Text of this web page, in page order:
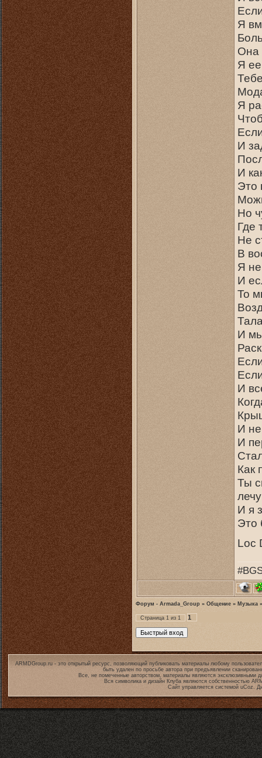
Я
Она
Я
Я
И
И
Это
Но
Где
Не
В
Я
И
То
И
И
И
И
Как
Ты
лечу
И я
Это
Loc
Форум - Armada_Group » Общение » Музыка »
Страница 1 из 1 1
ARMDGroup.ru - это открытый ресурс, позволяющий публиковать материалы любому
быть удален по просьбе автора при предъявлении
Все, не помеченные авторством, материалы являются эксклюзивными
Вся символика и дизайн Клуба являются собственностью
Сайт управляется системой uCoz.